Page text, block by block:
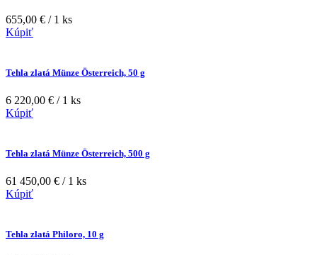
655,00 € / 1 ks
Kúpiť
Tehla zlatá Münze Österreich, 50 g
6 220,00 € / 1 ks
Kúpiť
Tehla zlatá Münze Österreich, 500 g
61 450,00 € / 1 ks
Kúpiť
Tehla zlatá Philoro, 10 g